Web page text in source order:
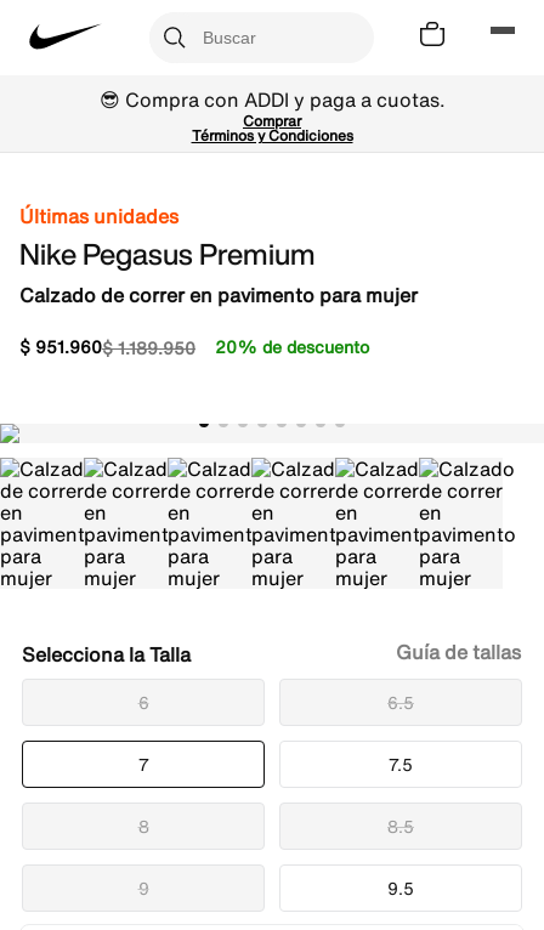
😎 Compra con ADDI y paga a cuotas.
Comprar
Términos y Condiciones
Últimas unidades
Nike Pegasus Premium
Calzado de correr en pavimento para mujer
$1.189.950
$ 951.960 20% de descuento
Talla
6 6.5
7 7.5
8 8.5
9 9.5
Guía de tallas